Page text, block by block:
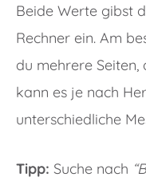
Beide Werte gibst
Rechner ein. Am
du mehrere Seiten,
kann es je nach
unterschiedliche
Tipp: Suche nach